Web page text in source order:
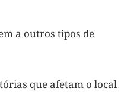
a outros tipos de
que afetam o local